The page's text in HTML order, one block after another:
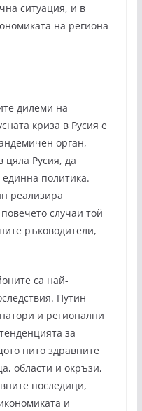
ситуация, и в
на региона
дилеми на
криза в Русия е
орган,
цяла Русия, да
политика.
реализира
случаи той
ръководители,
са най-
Путин
и регионални
за
нито здравните
области и окръзи,
последици,
и